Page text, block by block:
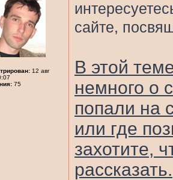
12 авг
75
сайте,
В этой
немного о
попали на
или где
захотите,
рассказать.